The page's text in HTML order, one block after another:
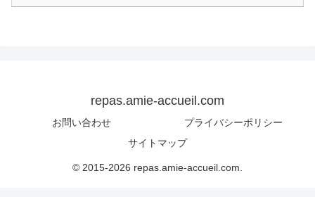
repas.amie-accueil.com
お問い合わせ
プライバシーポリシー
サイトマップ
© 2015-2026 repas.amie-accueil.com.